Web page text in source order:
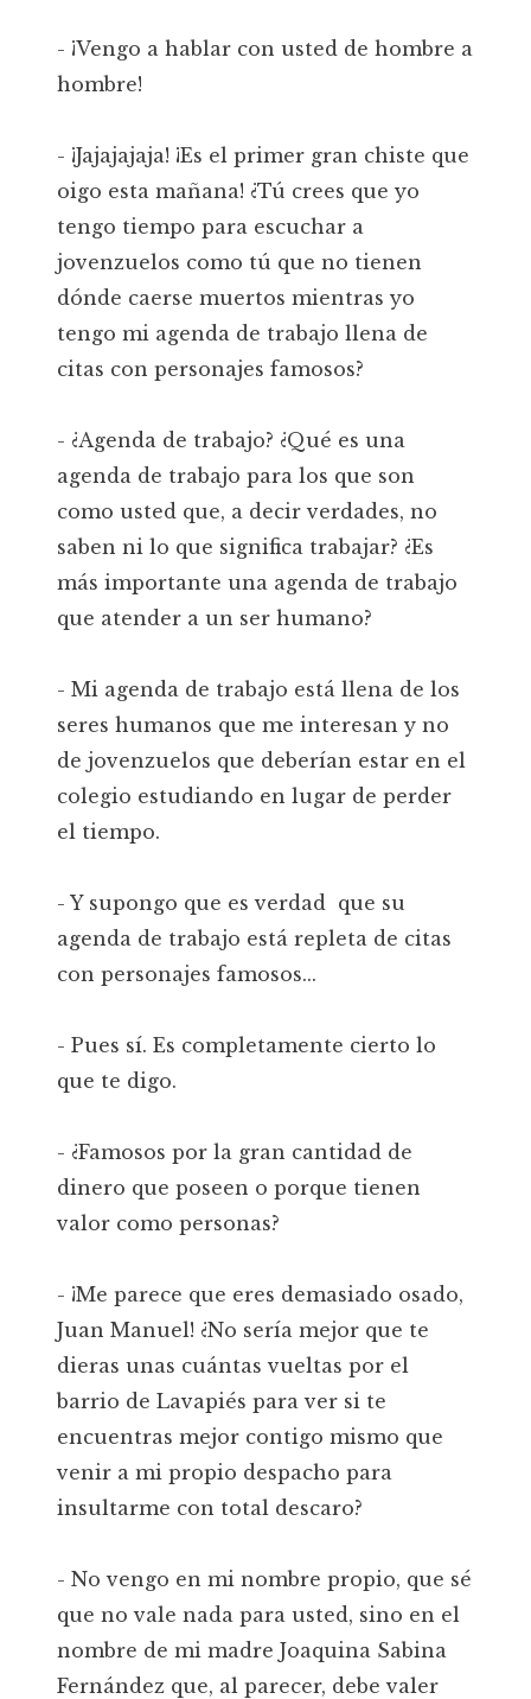
- ¡Vengo a hablar con usted de hombre a
hombre!
- ¡Jajajajaja! ¡Es el primer gran chiste que
oigo esta mañana! ¿Tú crees que yo
tengo tiempo para escuchar a
jovenzuelos como tú que no tienen
dónde caerse muertos mientras yo
tengo mi agenda de trabajo llena de
citas con personajes famosos?
- ¿Agenda de trabajo? ¿Qué es una
agenda de trabajo para los que son
como usted que, a decir verdades, no
saben ni lo que significa trabajar? ¿Es
más importante una agenda de trabajo
que atender a un ser humano?
- Mi agenda de trabajo está llena de los
seres humanos que me interesan y no
de jovenzuelos que deberían estar en el
colegio estudiando en lugar de perder
el tiempo.
- Y supongo que es verdad que su
agenda de trabajo está repleta de citas
con personajes famosos...
- Pues sí. Es completamente cierto lo
que te digo.
- ¿Famosos por la gran cantidad de
dinero que poseen o porque tienen
valor como personas?
- ¡Me parece que eres demasiado osado,
Juan Manuel! ¿No sería mejor que te
dieras unas cuántas vueltas por el
barrio de Lavapiés para ver si te
encuentras mejor contigo mismo que
venir a mi propio despacho para
insultarme con total descaro?
- No vengo en mi nombre propio, que sé
que no vale nada para usted, sino en el
nombre de mi madre Joaquina Sabina
Fernández que, al parecer, debe valer